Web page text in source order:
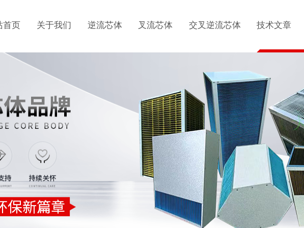
首页 关于我们 逆流芯体 叉流芯体 交叉逆流芯体 技术文章